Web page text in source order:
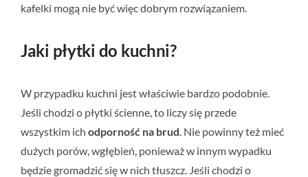
kafelki mogą nie być więc dobrym rozwiązaniem.
Jaki płytki do kuchni?
W przypadku kuchni jest właściwie bardzo podobnie.
Jeśli chodzi o płytki ścienne, to liczy się przede
wszystkim ich odporność na brud . Nie powinny też mieć
dużych porów, wgłębień, ponieważ w innym wypadku
będzie gromadzić się w nich tłuszcz. Jeśli chodzi o